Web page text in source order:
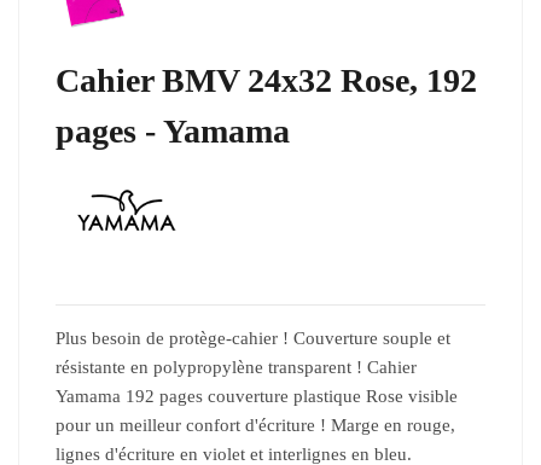
Cahier BMV 24x32 Rose, 192
pages - Yamama
Plus besoin de protège-cahier ! Couverture souple et
résistante en polypropylène transparent ! Cahier
Yamama 192 pages couverture plastique Rose visible
pour un meilleur confort d'écriture ! Marge en rouge,
lignes d'écriture en violet et interlignes en bleu.